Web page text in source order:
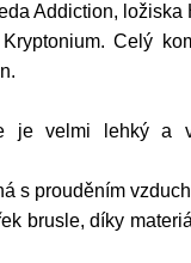
Addiction, ložiska
Celý
je velmi lehký a
s prouděním
brusle, díky